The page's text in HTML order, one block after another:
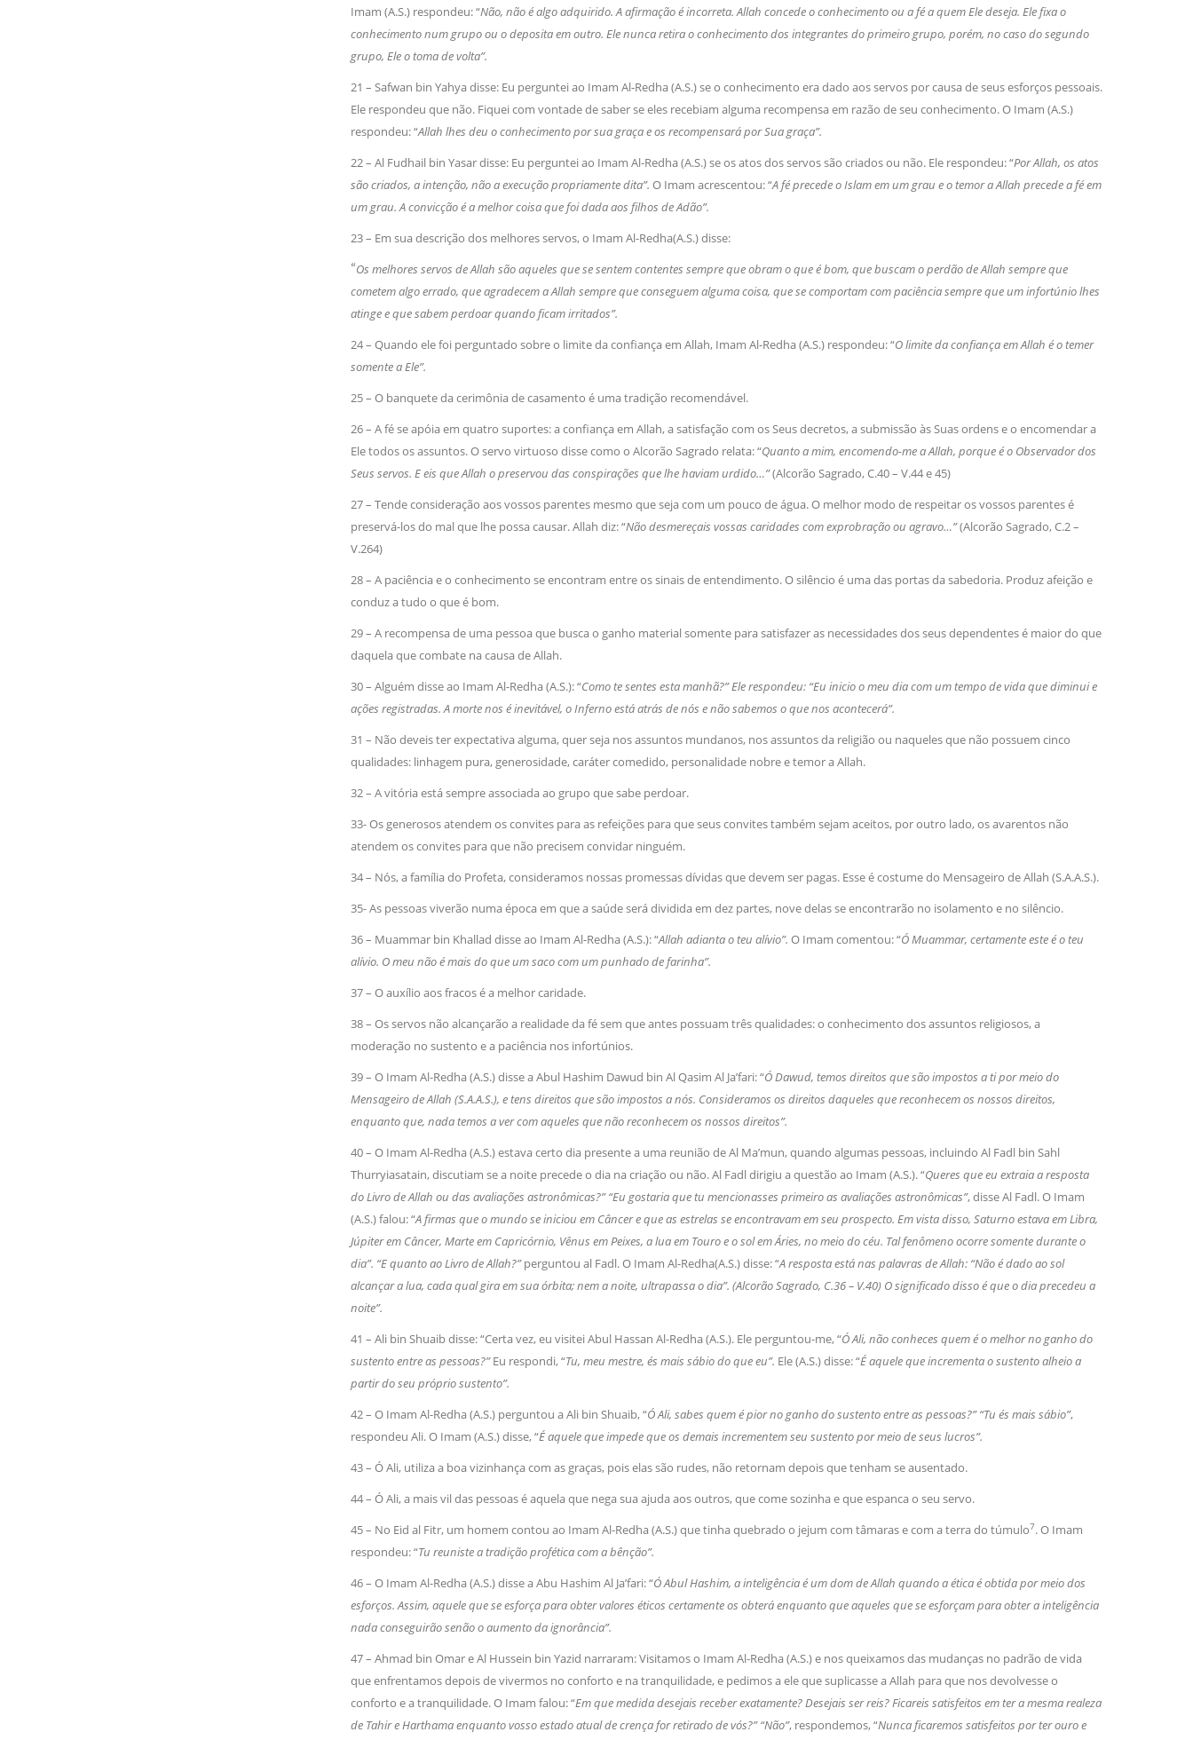
Imam (A.S.) respondeu: “Não, não é algo adquirido. A afirmação é incorreta. Allah concede o conhecimento ou a fé a quem Ele deseja. Ele fixa o
conhecimento num grupo ou o deposita em outro. Ele nunca retira o conhecimento dos integrantes do primeiro grupo, porém, no caso do segundo
grupo, Ele o toma de volta”.
21 – Safwan bin Yahya disse: Eu perguntei ao Imam Al-Redha (A.S.) se o conhecimento era dado aos servos por causa de seus esforços pessoais.
Ele respondeu que não. Fiquei com vontade de saber se eles recebiam alguma recompensa em razão de seu conhecimento. O Imam (A.S.)
respondeu: “Allah lhes deu o conhecimento por sua graça e os recompensará por Sua graça”.
22 – Al Fudhail bin Yasar disse: Eu perguntei ao Imam Al-Redha (A.S.) se os atos dos servos são criados ou não. Ele respondeu: “Por Allah, os atos
são criados, a intenção, não a execução propriamente dita”. O Imam acrescentou: “A fé precede o Islam em um grau e o temor a Allah precede a fé em
um grau. A convicção é a melhor coisa que foi dada aos filhos de Adão”.
23 – Em sua descrição dos melhores servos, o Imam Al-Redha(A.S.) disse:
“Os melhores servos de Allah são aqueles que se sentem contentes sempre que obram o que é bom, que buscam o perdão de Allah sempre que
cometem algo errado, que agradecem a Allah sempre que conseguem alguma coisa, que se comportam com paciência sempre que um infortúnio lhes
atinge e que sabem perdoar quando ficam irritados”.
24 – Quando ele foi perguntado sobre o limite da confiança em Allah, Imam Al-Redha (A.S.) respondeu: “O limite da confiança em Allah é o temer
somente a Ele”.
25 – O banquete da cerimônia de casamento é uma tradição recomendável.
26 – A fé se apóia em quatro suportes: a confiança em Allah, a satisfação com os Seus decretos, a submissão às Suas ordens e o encomendar a
Ele todos os assuntos. O servo virtuoso disse como o Alcorão Sagrado relata: “Quanto a mim, encomendo-me a Allah, porque é o Observador dos
Seus servos. E eis que Allah o preservou das conspirações que lhe haviam urdido…”(Alcorão Sagrado, C.40 – V.44 e 45)
27 – Tende consideração aos vossos parentes mesmo que seja com um pouco de água. O melhor modo de respeitar os vossos parentes é
preservá-los do mal que lhe possa causar. Allah diz: “Não desmereçais vossas caridades com exprobração ou agravo…”(Alcorão Sagrado, C.2 –
V.264)
28 – A paciência e o conhecimento se encontram entre os sinais de entendimento. O silêncio é uma das portas da sabedoria. Produz afeição e
conduz a tudo o que é bom.
29 – A recompensa de uma pessoa que busca o ganho material somente para satisfazer as necessidades dos seus dependentes é maior do que
daquela que combate na causa de Allah.
30 – Alguém disse ao Imam Al-Redha (A.S.): “Como te sentes esta manhã?” Ele respondeu: “Eu inicio o meu dia com um tempo de vida que diminui e
ações registradas. A morte nos é inevitável, o Inferno está atrás de nós e não sabemos o que nos acontecerá”.
31 – Não deveis ter expectativa alguma, quer seja nos assuntos mundanos, nos assuntos da religião ou naqueles que não possuem cinco
qualidades: linhagem pura, generosidade, caráter comedido, personalidade nobre e temor a Allah.
32 – A vitória está sempre associada ao grupo que sabe perdoar.
33- Os generosos atendem os convites para as refeições para que seus convites também sejam aceitos, por outro lado, os avarentos não
atendem os convites para que não precisem convidar ninguém.
34 – Nós, a família do Profeta, consideramos nossas promessas dívidas que devem ser pagas. Esse é costume do Mensageiro de Allah (S.A.A.S.).
35- As pessoas viverão numa época em que a saúde será dividida em dez partes, nove delas se encontrarão no isolamento e no silêncio.
36 – Muammar bin Khallad disse ao Imam Al-Redha (A.S.): “Allah adianta o teu alívio”. O Imam comentou: “Ó Muammar, certamente este é o teu
alívio. O meu não é mais do que um saco com um punhado de farinha”.
37 – O auxílio aos fracos é a melhor caridade.
38 – Os servos não alcançarão a realidade da fé sem que antes possuam três qualidades: o conhecimento dos assuntos religiosos, a
moderação no sustento e a paciência nos infortúnios.
39 – O Imam Al-Redha (A.S.) disse a Abul Hashim Dawud bin Al Qasim Al Ja’fari: “Ó Dawud, temos direitos que são impostos a ti por meio do
Mensageiro de Allah (S.A.A.S.), e tens direitos que são impostos a nós. Consideramos os direitos daqueles que reconhecem os nossos direitos,
enquanto que, nada temos a ver com aqueles que não reconhecem os nossos direitos”.
40 – O Imam Al-Redha (A.S.) estava certo dia presente a uma reunião de Al Ma’mun, quando algumas pessoas, incluindo Al Fadl bin Sahl
Thurryiasatain, discutiam se a noite precede o dia na criação ou não. Al Fadl dirigiu a questão ao Imam (A.S.). “Queres que eu extraia a resposta
do Livro de Allah ou das avaliações astronômicas?” “Eu gostaria que tu mencionasses primeiro as avaliações astronômicas”, disse Al Fadl. O Imam
(A.S.) falou: “A firmas que o mundo se iniciou em Câncer e que as estrelas se encontravam em seu prospecto. Em vista disso, Saturno estava em Libra,
Júpiter em Câncer, Marte em Capricórnio, Vênus em Peixes, a lua em Touro e o sol em Áries, no meio do céu. Tal fenômeno ocorre somente durante o
dia”. “E quanto ao Livro de Allah?”perguntou al Fadl. O Imam Al-Redha(A.S.) disse: “A resposta está nas palavras de Allah: “Não é dado ao sol
alcançar a lua, cada qual gira em sua órbita; nem a noite, ultrapassa o dia”. (Alcorão Sagrado, C.36 – V.40) O significado disso é que o dia precedeu a
noite”.
41 – Ali bin Shuaib disse: “Certa vez, eu visitei Abul Hassan Al-Redha (A.S.). Ele perguntou-me, “Ó Ali, não conheces quem é o melhor no ganho do
sustento entre as pessoas?”Eu respondi, “Tu, meu mestre, és mais sábio do que eu”. Ele (A.S.) disse: “É aquele que incrementa o sustento alheio a
partir do seu próprio sustento”.
42 – O Imam Al-Redha (A.S.) perguntou a Ali bin Shuaib, “Ó Ali, sabes quem é pior no ganho do sustento entre as pessoas?” “Tu és mais sábio”,
respondeu Ali. O Imam (A.S.) disse, “É aquele que impede que os demais incrementem seu sustento por meio de seus lucros”.
43 – Ó Ali, utiliza a boa vizinhança com as graças, pois elas são rudes, não retornam depois que tenham se ausentado.
44 – Ó Ali, a mais vil das pessoas é aquela que nega sua ajuda aos outros, que come sozinha e que espanca o seu servo.
45 – No Eid al Fitr, um homem contou ao Imam Al-Redha (A.S.) que tinha quebrado o jejum com tâmaras e com a terra do túmulo7. O Imam
respondeu: “Tu reuniste a tradição profética com a bênção”.
46 – O Imam Al-Redha (A.S.) disse a Abu Hashim Al Ja’fari: “Ó Abul Hashim, a inteligência é um dom de Allah quando a ética é obtida por meio dos
esforços. Assim, aquele que se esforça para obter valores éticos certamente os obterá enquanto que aqueles que se esforçam para obter a inteligência
nada conseguirão senão o aumento da ignorância”.
47 – Ahmad bin Omar e Al Hussein bin Yazid narraram: Visitamos o Imam Al-Redha (A.S.) e nos queixamos das mudanças no padrão de vida
que enfrentamos depois de vivermos no conforto e na tranquilidade, e pedimos a ele que suplicasse a Allah para que nos devolvesse o
conforto e a tranquilidade. O Imam falou: “Em que medida desejais receber exatamente? Desejais ser reis? Ficareis satisfeitos em ter a mesma realeza
de Tahir e Harthama enquanto vosso estado atual de crença for retirado de vós?” “Não”, respondemos, “Nunca ficaremos satisfeitos por ter ouro e